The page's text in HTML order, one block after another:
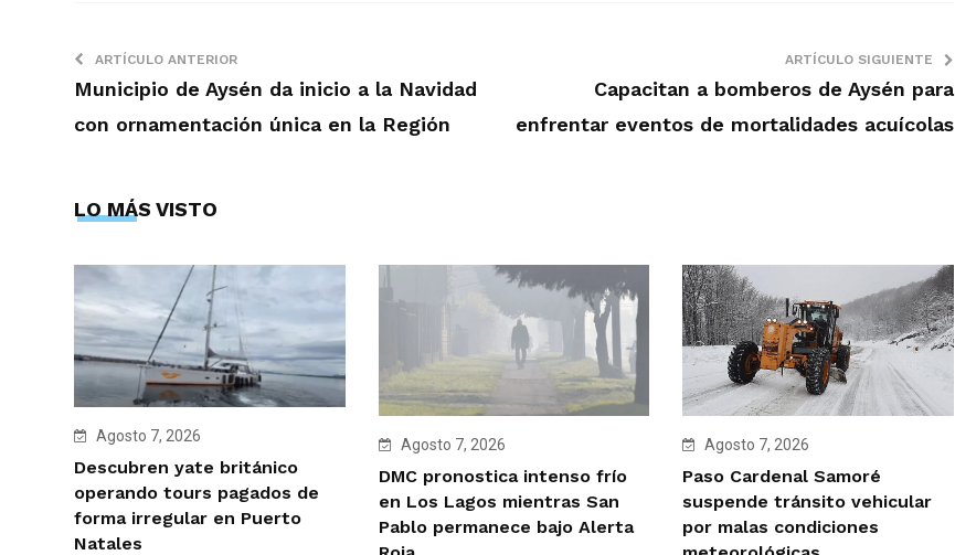
ARTÍCULO ANTERIOR
Municipio de Aysén da inicio a la Navidad
con ornamentación única en la Región
ARTÍCULO SIGUIENTE
Capacitan a bomberos de Aysén para
enfrentar eventos de mortalidades acuícolas
LO MÁS VISTO
Agosto 7, 2026
Descubren yate británico
operando tours pagados de
forma irregular en Puerto
Natales
Agosto 7, 2026
DMC pronostica intenso frío
en Los Lagos mientras San
Pablo permanece bajo Alerta
Agosto 7, 2026
Paso Cardenal Samoré
suspende tránsito vehicular
por malas condiciones